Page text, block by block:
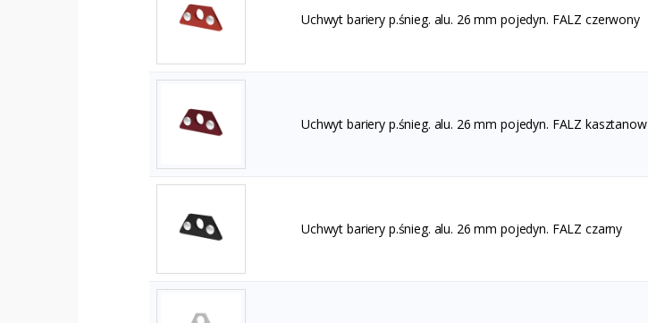
Uchwyt bariery p.śnieg. alu. 26 mm pojedyn. FALZ czerwony
Uchwyt bariery p.śnieg. alu. 26 mm pojedyn. FALZ kasztanow
Uchwyt bariery p.śnieg. alu. 26 mm pojedyn. FALZ czarny